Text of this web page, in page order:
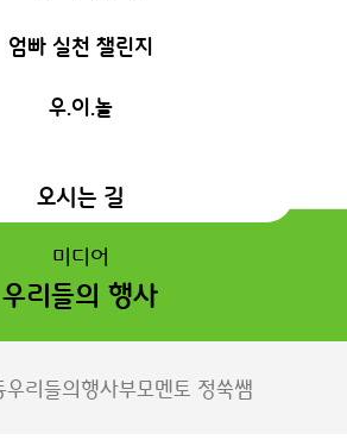
엄빠 실천 챌린지
우.이.놀
오시는 길
미디어
우리들의 행사
우리들의행사부모멘토 정쑥쌤